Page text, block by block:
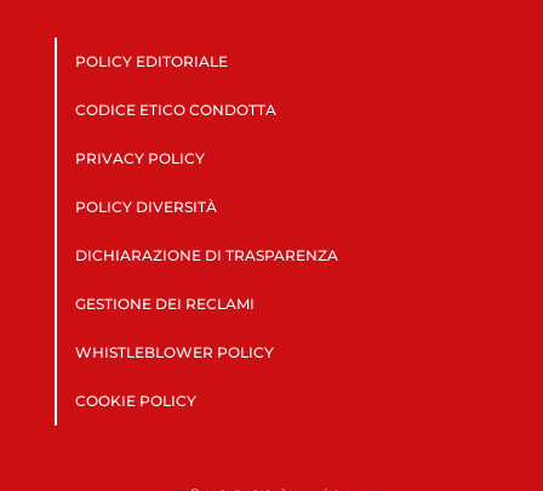
POLICY EDITORIALE
CODICE ETICO CONDOTTA
PRIVACY POLICY
POLICY DIVERSITÀ
DICHIARAZIONE DI TRASPARENZA
GESTIONE DEI RECLAMI
WHISTLEBLOWER POLICY
COOKIE POLICY